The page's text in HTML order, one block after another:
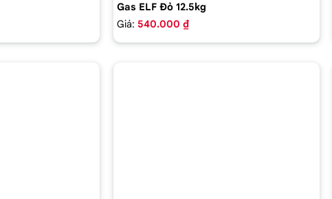
Gas ELF Đỏ 12.5kg
Giá: 540.000 ₫